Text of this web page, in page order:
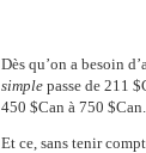
Dès qu’on a besoin
simple passe de 211
450 $Can à 750 $Can.
Et ce, sans tenir